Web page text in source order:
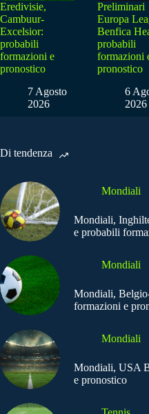
Eredivisie,
Cambuur-
Excelsior:
probabili
formazioni e
pronostico
7 Agosto
2026
Preliminari
Europa
Benfica
probabili
formazioni
pronostico
6
2026
Di tendenza
Mondiali
Mondiali,
e probabili
Mondiali
Mondiali,
formazioni e
Mondiali
Mondiali, USA
e pronostico